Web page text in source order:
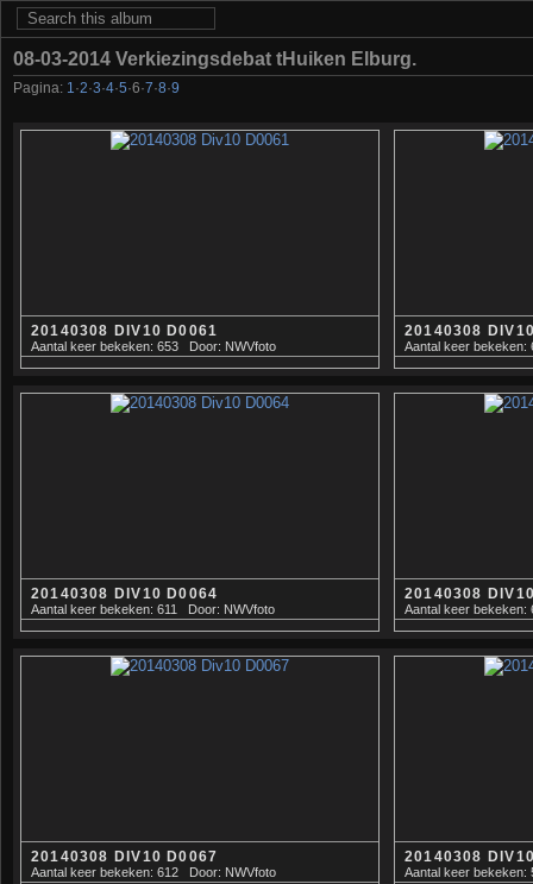
08-03-2014 Verkiezingsdebat tHuiken Elburg.
Pagina: 1 ·2·3·4·5·6·7·8·9
20140308 DIV10 D0061
Aantal keer bekeken: 653 Door: NWVfoto
20140308
Aantal keer bekeken:
20140308 DIV10 D0064
Aantal keer bekeken: 611 Door: NWVfoto
20140308
Aantal keer bekeken:
20140308 DIV10 D0067
Aantal keer bekeken: 612 Door: NWVfoto
20140308
Aantal keer bekeken: